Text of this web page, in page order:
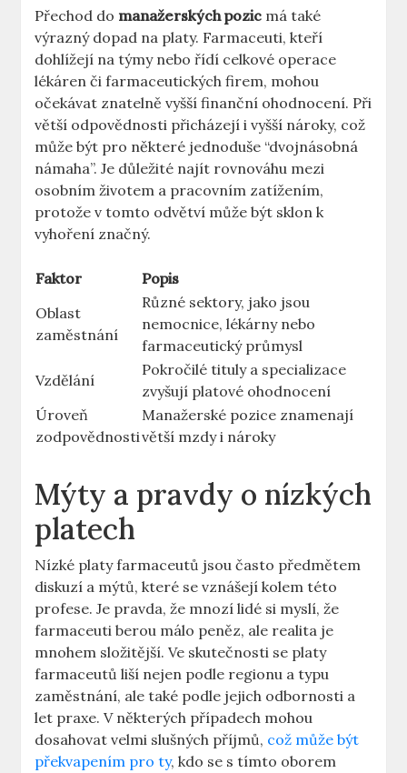
Přechod do manažerských pozic má také
výrazný dopad na platy. Farmaceuti, kteří
dohlížejí na týmy nebo řídí celkové operace
lékáren či farmaceutických firem, mohou
očekávat znatelně vyšší finanční ohodnocení. Při
větší odpovědnosti přicházejí i vyšší nároky, což
může být pro některé jednoduše “dvojnásobná
námaha”. Je důležité najít rovnováhu mezi
osobním životem a pracovním zatížením,
protože v tomto odvětví může být sklon k
vyhoření značný.
Faktor
Popis
Oblast
zaměstnání
Různé sektory, jako jsou
nemocnice, lékárny nebo
farmaceutický průmysl
Vzdělání
Pokročilé tituly a specializace
zvyšují platové ohodnocení
Úroveň
zodpovědnosti
Manažerské pozice znamenají
větší mzdy i nároky
Mýty a pravdy o nízkých
platech
Nízké platy farmaceutů jsou často předmětem
diskuzí a mýtů, které se vznášejí kolem této
profese. Je pravda, že mnozí lidé si myslí, že
farmaceuti berou málo peněz, ale realita je
mnohem složitější. Ve skutečnosti se platy
farmaceutů liší nejen podle regionu a typu
zaměstnání, ale také podle jejich odbornosti a
let praxe. V některých případech mohou
dosahovat velmi slušných příjmů, což může být
překvapením pro ty, kdo se s tímto oborem